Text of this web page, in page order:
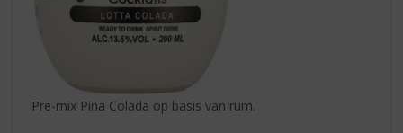
Pre-mix Pina Colada op basis van rum.